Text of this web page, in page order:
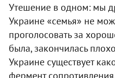
Утешение в одном: мы
Украине «семья» не
проголосовать за
была, закончилась
Украине существует
фермент